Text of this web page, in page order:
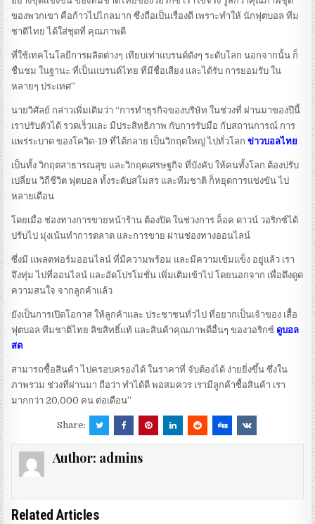
ของพวกเขา คือก้าวไปไกลมาก ซึ่งถือเป็นเรื่องดี เพราะทำให้ นักฟุตบอล ทีม
ชาติไทย ได้ใส่ชุดที่ คุณภาพดี
ที่ใช้เทคโนโลยีการผลิตต่างๆ เทียบเท่าแบรนด์ดังๆ ระดับโลก นอกจากนั้น ก็
ชื่นชม ในฐานะ ที่เป็นแบรนด์ไทย ที่มีชื่อเสียง และได้รับ การยอมรับ ใน
หลายๆ ประเทศ”
นายวิศัลย์ กล่าวเพิ่มเติมว่า “การทำธุรกิจของบริษัท ในช่วงที่ ผ่านมาของปีนี้
เราปรับตัวได้ รวดเร็วและ มีประสิทธิภาพ กับการรับมือ กับสถานการณ์ การ
แพร่ระบาด ของโควิด-19 ที่ได้กลาย เป็นวิกฤตใหญ่ ไปทั่วโลกข่าวบอลไทย
เป็นทั้ง วิกฤตสาธารณสุข และวิกฤตเศรษฐกิจ ที่บังคับ ให้คนทั้งโลก ต้องปรับ
เปลี่ยน วิถีชีวิต ฟุตบอล ทั้งระดับสโมสร และทีมชาติ ก็หยุดการแข่งขัน ไป
หลายเดือน
โดยเมื่อ ช่องทางการขายหน้าร้าน ต้องปิด ในช่วงการ ล็อค ดาวน์ วอริกซ์ได้
ปรับไป มุ่งเน้นทำการตลาด และการขาย ผ่านช่องทางออนไลน์
ซึ่งมี แพลตฟอร์มออนไลน์ ที่มีความพร้อม และมีความเข้มแข็ง อยู่แล้ว เรา
จึงทุ่ม ไปที่ออนไลน์ และอัดโปรโมชั่น เพิ่มเติมเข้าไป โดยนอกจาก เพื่อดึงดูด
ความสนใจ จากลูกค้าแล้ว
ยังเป็นการเปิดโอกาส ให้ลูกค้าและ ประชาชนทั่วไป ที่อยากเป็นเจ้าของ เสื้อ
ฟุตบอล ทีมชาติไทย ลิขสิทธิ์แท้ และสินค้าคุณภาพดีอื่นๆ ของวอริกซ์ ดูบอล
สด
สามารถซื้อสินค้า ไปครอบครองได้ ในราคาที่ จับต้องได้ ง่ายยิ่งขึ้น ซึ่งใน
ภาพรวม ช่วงที่ผ่านมา ถือว่า ทำได้ดี พอสมควร เรามีลูกค้าซื้อสินค้า เรา
มากกว่า 20,000 คน ต่อเดือน”
Share:
Author: admins
Related Articles